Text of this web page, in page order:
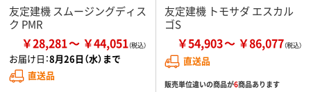
友定建機 スムージングディス
ク PMR
￥28,281 ￥44,051
お届け日：8月26日（水）まで
直送品
友定建機 トモサダ エスカル
ゴS
￥54,903 ￥86,077
直送品
販売単位違いの商品が6商品あります